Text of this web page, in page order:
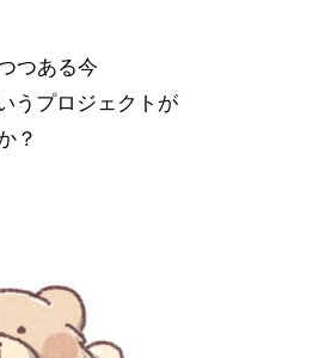
つある今
うプロジェクトが
？